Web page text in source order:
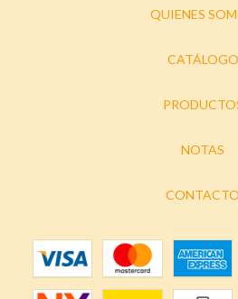
QUIENES
CATÁLOGO
NOTAS
CONTACTO